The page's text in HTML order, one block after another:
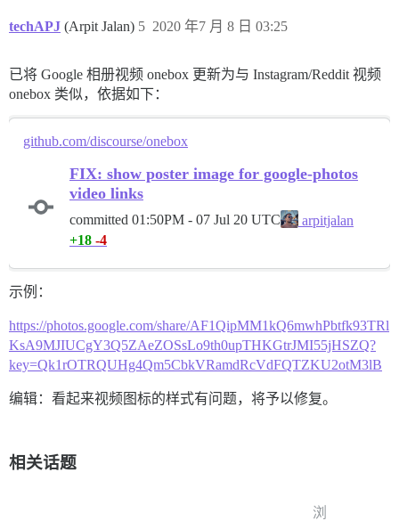
techAPJ (Arpit Jalan) 2020 年7 月 8 日 03:25
5
已将 Google 相册视频 onebox 更新为与 Instagram/Reddit 视频
onebox 类似，依据如下：
github.com/discourse/onebox
FIX: show poster image for google-photos
video links
committed 01:50PM - 07 Jul 20 UTC
arpitjalan
+18 -4
示例：
https://photos.google.com/share/AF1QipMM1kQ6mwhPbtfk93TRl
KsA9MJIUCgY3Q5ZAeZOSsLo9th0upTHKGtrJMI55jHSZQ?
key=Qk1rOTRQUHg4Qm5CbkVRamdRcVdFQTZKU2otM3lB
编辑：看起来视频图标的样式有问题，将予以修复。
相关话题
浏